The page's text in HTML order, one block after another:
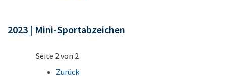
2023 | Mini-Sportabzeichen
Seite 2 von 2
Zurück